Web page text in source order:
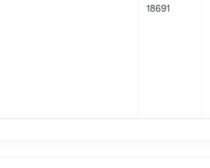
18691